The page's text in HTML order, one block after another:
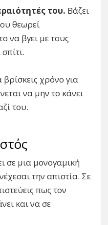
του. Βάζει
θεωρεί
να βγει με τους
χρόνο για
να μην το κάνει
του.
σε μια μονογαμική
την απιστία. Σε
πως τον
και να σε